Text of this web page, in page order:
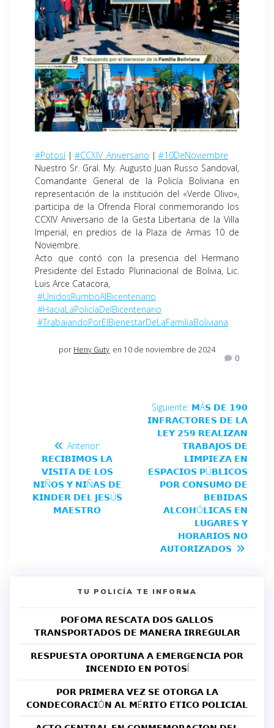
#Potosí| #CCXIV_Aniversario | #10DeNoviembre
Nuestro Sr. Gral. My. Augusto Juan Russo Sandoval,
Comandante General de la Policía Boliviana en
representación de la institución del «Verde Olivo»,
participa de la Ofrenda Floral conmemorando los
CCXIV Aniversario de la Gesta Libertaria de la Villa
Imperial, en predios de la Plaza de Armas 10 de
Noviembre.
Acto que contó con la presencia del Hermano
Presidente del Estado Plurinacional de Bolivia, Lic.
Luis Arce Catacora,
#UnidosRumboAlBicentenario
#HaciaLaPolicíaDelBicentenario
#TrabajandoPorElBienestarDeLaFamiliaBoliviana
por Heny Guty en 10 de noviembre de 2024
0
Anterior:
𝗥𝗘𝗖𝗜𝗕𝗜𝗠𝗢𝗦 𝗟𝗔
𝗩𝗜𝗦𝗜𝗧𝗔 𝗗𝗘 𝗟𝗢𝗦
𝗡𝗜Ñ𝗢𝗦 𝗬 𝗡𝗜Ñ𝗔𝗦 𝗗𝗘
𝗞𝗜𝗡𝗗𝗘𝗥 𝗗𝗘𝗟 𝗝𝗘𝗦Ú𝗦
𝗠𝗔𝗘𝗦𝗧𝗥𝗢
Siguiente: 𝗠Á𝗦 𝗗𝗘 𝟭𝟵𝟬
𝗜𝗡𝗙𝗥𝗔𝗖𝗧𝗢𝗥𝗘𝗦 𝗗𝗘 𝗟𝗔
𝗟𝗘𝗬 𝟮𝟱𝟵 𝗥𝗘𝗔𝗟𝗜𝗭𝗔𝗡
𝗧𝗥𝗔𝗕𝗔𝗝𝗢𝗦 𝗗𝗘
𝗟𝗜𝗠𝗣𝗜𝗘𝗭𝗔 𝗘𝗡
𝗘𝗦𝗣𝗔𝗖𝗜𝗢𝗦 𝗣Ú𝗕𝗟𝗜𝗖𝗢𝗦
𝗣𝗢𝗥 𝗖𝗢𝗡𝗦𝗨𝗠𝗢 𝗗𝗘
𝗕𝗘𝗕𝗜𝗗𝗔𝗦
𝗔𝗟𝗖𝗢𝗛Ó𝗟𝗜𝗖𝗔𝗦 𝗘𝗡
𝗟𝗨𝗚𝗔𝗥𝗘𝗦 𝗬
𝗛𝗢𝗥𝗔𝗥𝗜𝗢𝗦 𝗡𝗢
𝗔𝗨𝗧𝗢𝗥𝗜𝗭𝗔𝗗𝗢𝗦
TU POLICÍA TE INFORMA
𝗣𝗢𝗙𝗢𝗠𝗔 𝗥𝗘𝗦𝗖𝗔𝗧𝗔 𝗗𝗢𝗦 𝗚𝗔𝗟𝗟𝗢𝗦
𝗧𝗥𝗔𝗡𝗦𝗣𝗢𝗥𝗧𝗔𝗗𝗢𝗦 𝗗𝗘 𝗠𝗔𝗡𝗘𝗥𝗔 𝗜𝗥𝗥𝗘𝗚𝗨𝗟𝗔𝗥
𝗥𝗘𝗦𝗣𝗨𝗘𝗦𝗧𝗔 𝗢𝗣𝗢𝗥𝗧𝗨𝗡𝗔 𝗔 𝗘𝗠𝗘𝗥𝗚𝗘𝗡𝗖𝗜𝗔 𝗣𝗢𝗥
𝗜𝗡𝗖𝗘𝗡𝗗𝗜𝗢 𝗘𝗡 𝗣𝗢𝗧𝗢𝗦Í
𝗣𝗢𝗥 𝗣𝗥𝗜𝗠𝗘𝗥𝗔 𝗩𝗘𝗭 𝗦𝗘 𝗢𝗧𝗢𝗥𝗚𝗔 𝗟𝗔
𝗖𝗢𝗡𝗗𝗘𝗖𝗢𝗥𝗔𝗖𝗜Ó𝗡 𝗔𝗟 𝗠É𝗥𝗜𝗧𝗢 𝗘́𝗧𝗜𝗖𝗢 𝗣𝗢𝗟𝗜𝗖𝗜𝗔𝗟